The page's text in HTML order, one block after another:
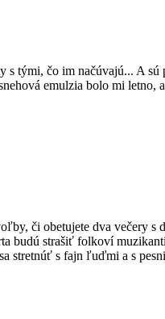
tými, čo im načúvajú... A
emulzia bolo mi
či obetujete dva večery
budú strašiť folkoví
stretnúť s fajn ľuďmi a s